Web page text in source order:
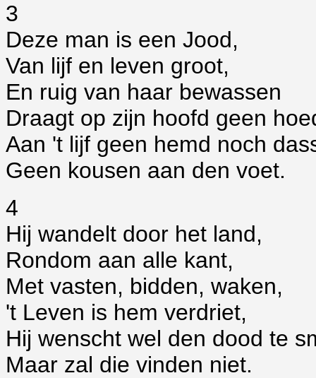
3
Deze man is een Jood,
Van lijf en leven groot,
En ruig van haar bewassen
Draagt op zijn hoofd geen
Aan 't lijf geen hemd noch
Geen kousen aan den voet.
4
Hij wandelt door het land,
Rondom aan alle kant,
Met vasten, bidden, waken,
't Leven is hem verdriet,
Hij wenscht wel den dood te
Maar zal die vinden niet.